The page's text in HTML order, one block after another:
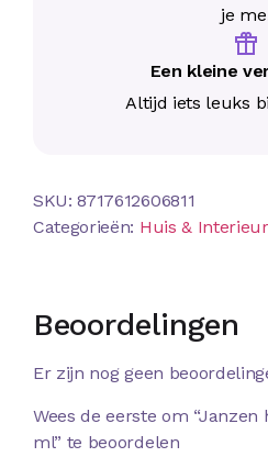
je
Een kleine
Altijd iets leuks
SKU:8717612606811
Categorieën: Huis & Interieur
Beoordelingen
Er zijn nog geen
Wees de eerste om
ml” te beoordelen